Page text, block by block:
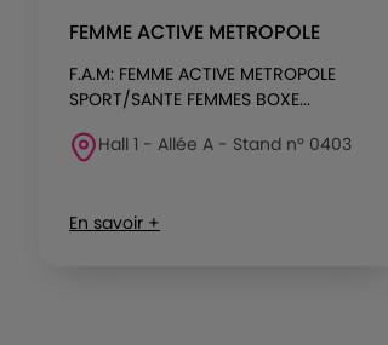
FEMME ACTIVE METROPOLE
F.A.M: FEMME ACTIVE METROPOLE
SPORT/SANTE FEMMES BOXE...
Hall 1 - Allée A - Stand n° 0403
En savoir +